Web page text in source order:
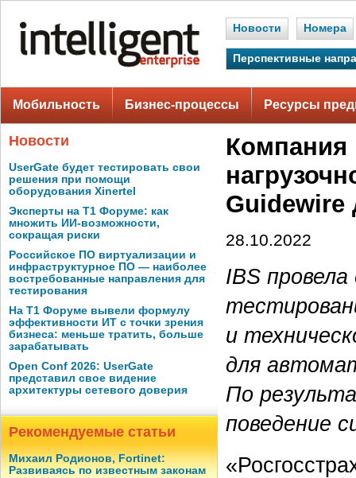
Новости Номера
Перспективные
Мобильность Бизнес-процессы Ресурсы
Новости
UserGate будет тестировать свои
решения при помощи
оборудования Xinertel
Эксперты на Т1 Форуме: как
множить ИИ-возможности,
сокращая риски
Российское ПО виртуализации и
инфраструктурное ПО — наиболее
востребованные направления для
тестирования
На Т1 Форуме вывели формулу
эффективности ИТ с точки зрения
бизнеса: меньше тратить, больше
зарабатывать
Open Conf 2026: UserGate
представил свое видение
архитектуры сетевого доверия
Рекомендуемые статьи
Михаил Родионов, Fortinet:
Развиваясь по известным законам
Компания
Guidewire
28.10.2022
IBS
и
для
По
поведение